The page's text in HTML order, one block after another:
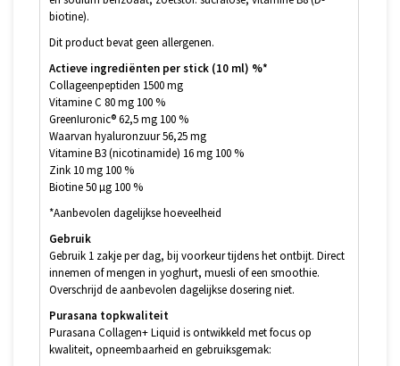
biotine).
Dit product bevat geen allergenen.
Actieve ingrediënten per stick (10 ml) %*
Collageenpeptiden 1500 mg
Vitamine C 80 mg 100 %
GreenIuronic® 62,5 mg 100 %
Waarvan hyaluronzuur 56,25 mg
Vitamine B3 (nicotinamide) 16 mg 100 %
Zink 10 mg 100 %
Biotine 50 µg 100 %
*Aanbevolen dagelijkse hoeveelheid
Gebruik
Gebruik 1 zakje per dag, bij voorkeur tijdens het ontbijt. Direct
innemen of mengen in yoghurt, muesli of een smoothie.
Overschrijd de aanbevolen dagelijkse dosering niet.
Purasana topkwaliteit
Purasana Collagen+ Liquid is ontwikkeld met focus op
kwaliteit, opneembaarheid en gebruiksgemak: